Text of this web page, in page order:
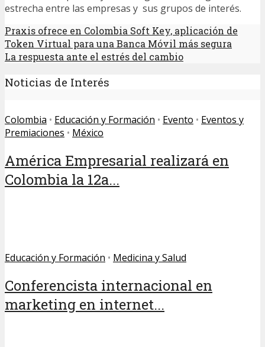
estrecha entre las empresas y sus grupos de interés.
Praxis ofrece en Colombia Soft Key, aplicación de
Token Virtual para una Banca Móvil más segura
La respuesta ante el estrés del cambio
Noticias de Interés
Colombia • Educación y Formación • Evento • Eventos y
Premiaciones • México
América Empresarial realizará en
Colombia la 12a...
Educación y Formación • Medicina y Salud
Conferencista internacional en
marketing en internet...